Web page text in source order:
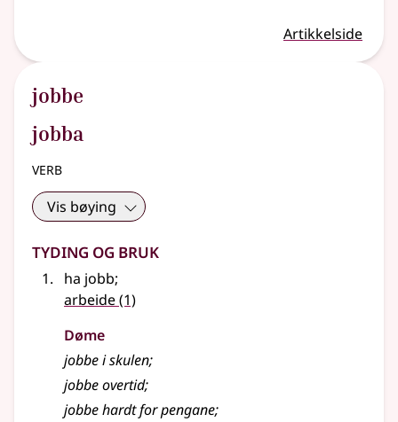
Artikkelside
jobbe
jobba
verb
Vis bøying
Tyding og bruk
ha jobb;
arbeide(1)
Døme
jobbe i skulen;
jobbe overtid;
jobbe hardt for pengane;